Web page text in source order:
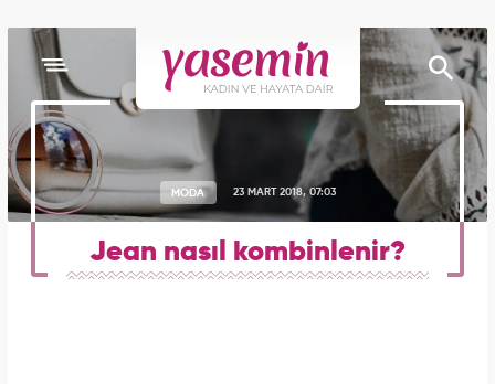
MODA 23 MART 2018, 07:03
Jean nasıl kombinlenir?